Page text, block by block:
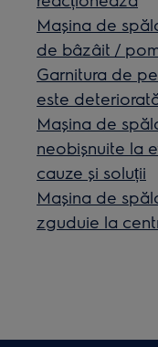
Mașina de
de bâzâit /
Garnitura de
este
Mașina de
neobișnuite la
cauze și soluții
Maşina de
zguduie la